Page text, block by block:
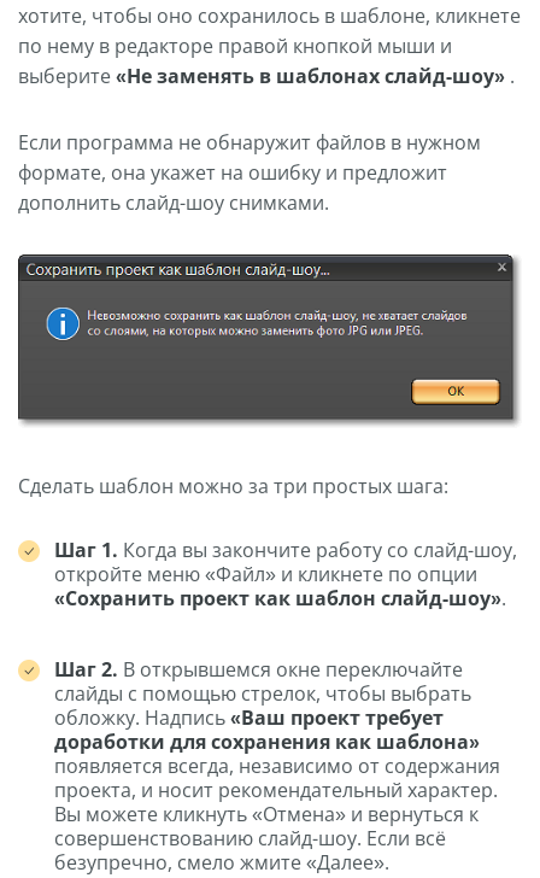
хотите, чтобы оно сохранилось в шаблоне, кликнете
по нему в редакторе правой кнопкой мыши и
выберите«Не заменять в шаблонах слайд-шоу» .
Если программа не обнаружит файлов в нужном
формате, она укажет на ошибку и предложит
дополнить слайд-шоу снимками.
Сделать шаблон можно за три простых шага:
Шаг 1. Когда вы закончите работу со слайд-шоу,
откройте меню «Файл» и кликнете по опции
«Сохранить проект как шаблон слайд-шоу».
Шаг 2. В открывшемся окне переключайте
слайды с помощью стрелок, чтобы выбрать
обложку. Надпись«Ваш проект требует
доработки для сохранения как шаблона»
появляется всегда, независимо от содержания
проекта, и носит рекомендательный характер.
Вы можете кликнуть «Отмена» и вернуться к
совершенствованию слайд-шоу. Если всё
безупречно, смело жмите «Далее».